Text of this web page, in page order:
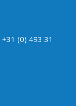
+31 (0) 493 31